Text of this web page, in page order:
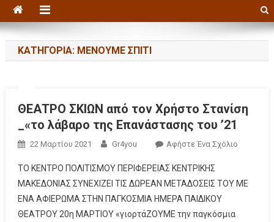
ΚΑΤΗΓΟΡΊΑ: ΜΕΝΟΥΜΕ ΣΠΙΤΙ
ΘΕΑΤΡΟ ΣΚΙΩΝ από τον Χρήστο Στανίση
_«το λάβαρο της Επανάστασης του ’21
22 Μαρτίου 2021 Gr4you Αφήστε Ένα Σχόλιο
ΤΟ ΚΕΝΤΡΟ ΠΟΛΙΤΙΣΜΟΥ ΠΕΡΙΦΕΡΕΙΑΣ ΚΕΝΤΡΙΚΗΣ
ΜΑΚΕΔΟΝΙΑΣ ΣΥΝΕΧΙΖΕΙ ΤΙΣ ΔΩΡΕΑΝ ΜΕΤΑΔΟΣΕΙΣ ΤΟΥ ΜΕ
ΕΝΑ ΑΦΙΕΡΩΜΑ ΣΤΗΝ ΠΑΓΚΟΣΜΙΑ ΗΜΕΡΑ ΠΑΙΔΙΚΟΥ
ΘΕΑΤΡΟΥ 20η ΜΑΡΤΙΟΥ «γιορτάΖΟΥΜΕ την παγκόσμια